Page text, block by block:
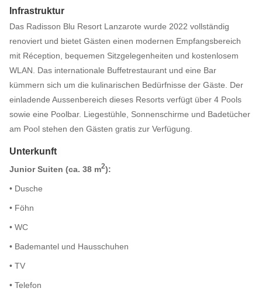
Infrastruktur
Das Radisson Blu Resort Lanzarote wurde 2022 vollständig
renoviert und bietet Gästen einen modernen Empfangsbereich
mit Réception, bequemen Sitzgelegenheiten und kostenlosem
WLAN. Das internationale Buffetrestaurant und eine Bar
kümmern sich um die kulinarischen Bedürfnisse der Gäste. Der
einladende Aussenbereich dieses Resorts verfügt über 4 Pools
sowie eine Poolbar. Liegestühle, Sonnenschirme und Badetücher
am Pool stehen den Gästen gratis zur Verfügung.
Unterkunft
Junior Suiten (ca. 38 m2):
• Dusche
• Föhn
• WC
• Bademantel und Hausschuhen
• TV
• Telefon